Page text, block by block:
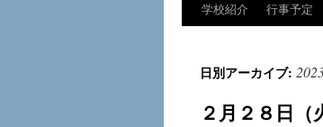
学校紹介 行事予定
日別アーカイブ:
２月２８日（